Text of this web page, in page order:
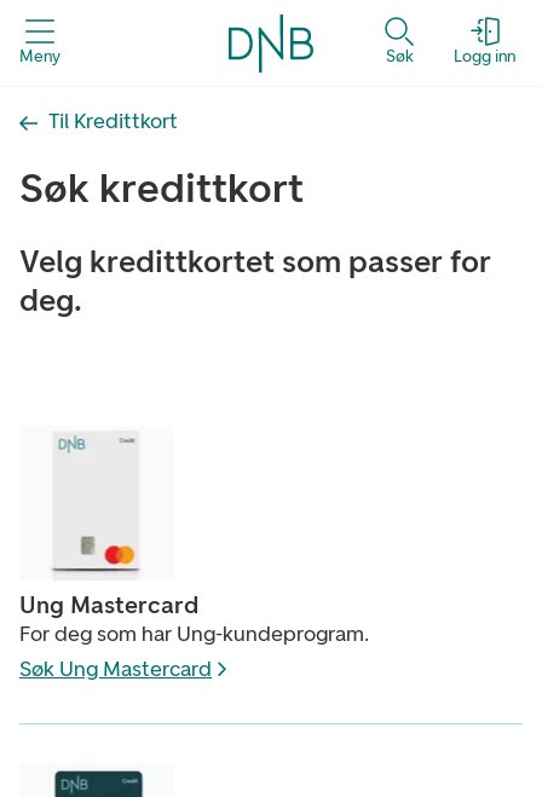
Meny Søk Logg inn
Til Kredittkort
Søk kredittkort
Velg kredittkortet som passer for
deg.
Ung Mastercard
For deg som har Ung-kundeprogram.
Søk Ung Mastercard